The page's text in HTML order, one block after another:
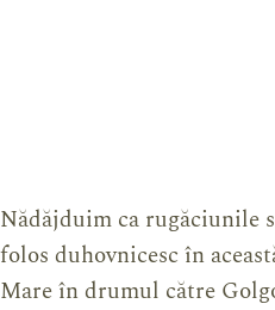
Nădăjduim ca rugăciunile
folos duhovnicesc în
Mare în drumul către